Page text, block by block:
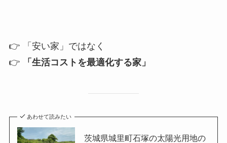
👉 「安い家」ではなく
👉
「生活コストを最適化する家」
あわせて読みたい
茨城県城里町石塚の太陽光用地の